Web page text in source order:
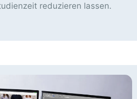
reduzieren lassen.